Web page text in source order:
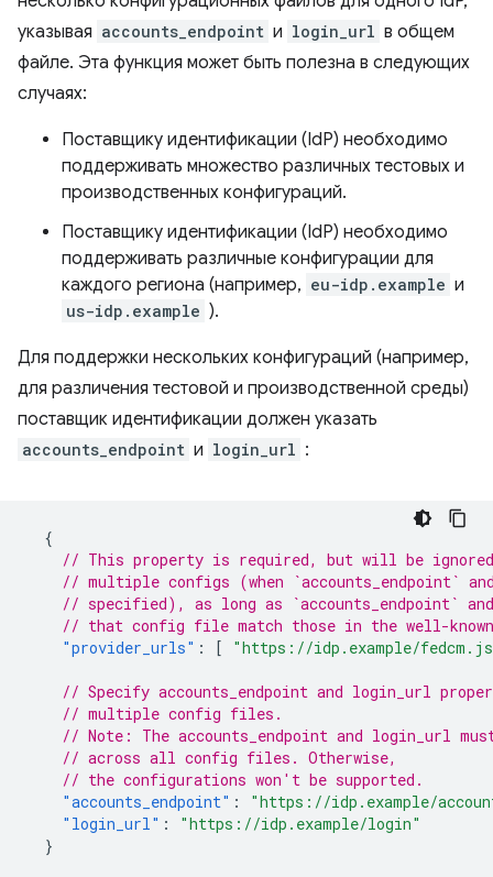
указывая accounts_endpoint и login_url в общем
файле. Эта функция может быть полезна в следующих
случаях:
Поставщику идентификации (IdP) необходимо
поддерживать множество различных тестовых и
производственных конфигураций.
Поставщику идентификации (IdP) необходимо
поддерживать различные конфигурации для
каждого региона (например, eu-idp.example и
us-idp.example ).
Для поддержки нескольких конфигураций (например,
для различения тестовой и производственной среды)
поставщик идентификации должен указать
accounts_endpoint и login_url :
{
// This property is required, but will be ignored
// multiple configs (when `accounts_endpoint`
// specified), as long as `accounts_endpoint`
// that config file match those in the well-
"provider_urls" : [ "https://idp.example/
// Specify accounts_endpoint and login_url
// multiple config files.
// Note: The accounts_endpoint and login_url
// across all config files. Otherwise,
// the configurations won't be supported.
"accounts_endpoint" :
"https://idp.example/
"login_url" :
"https://idp.example/login"
}